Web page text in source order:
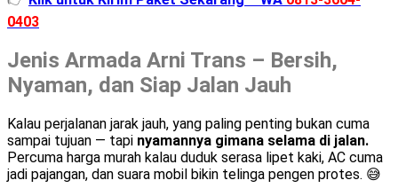
0403
Jenis Armada Arni Trans – Bersih,
Nyaman, dan Siap Jalan Jauh
Kalau perjalanan jarak jauh, yang paling penting bukan cuma
sampai tujuan — tapi nyamannya gimana selama di jalan.
Percuma harga murah kalau duduk serasa lipet kaki, AC cuma
jadi pajangan, dan suara mobil bikin telinga pengen protes. 😅